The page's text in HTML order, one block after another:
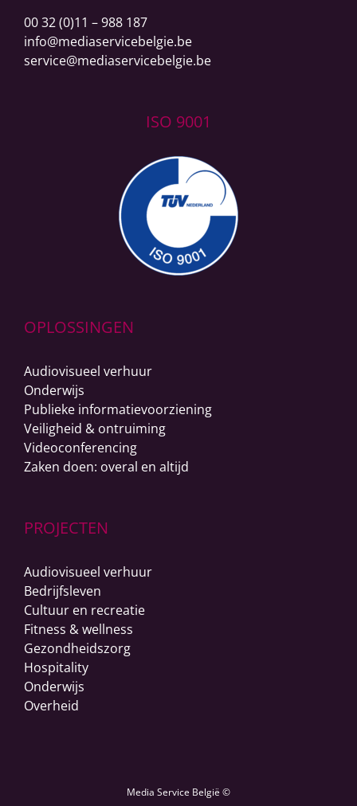
00 32 (0)11 – 988 187
info@mediaservicebelgie.be
service@mediaservicebelgie.be
ISO 9001
OPLOSSINGEN
Audiovisueel verhuur
Onderwijs
Publieke informatievoorziening
Veiligheid & ontruiming
Videoconferencing
Zaken doen: overal en altijd
PROJECTEN
Audiovisueel verhuur
Bedrijfsleven
Cultuur en recreatie
Fitness & wellness
Gezondheidszorg
Hospitality
Onderwijs
Overheid
Media Service België ©